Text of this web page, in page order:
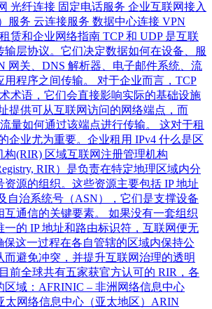
光纤连接 固定电话服务 企业互联网接入
服务 云连接服务 数据中心连接 VPN
赁和企业网络指南 TCP 和 UDP 是互联
输层协议。它们决定数据如何在设备、服
网关、DNS 解析器、电子邮件系统、流
用程序之间传输。 对于企业而言，TCP
术语，它们会直接影响实际的基础设施
提供可从互联网访问的网络端点，而
量如何通过该端点进行传输。 这对于租
企业尤为重要。企业租用 IPv4 什么是区
构(RIR) 区域互联网注册管理机构
RIR）是负责在特定地理区域内分
源的组织。这些资源主要包括 IP 地址
自治系统号（ASN），它们是支撑设备
互通信的关键要素。 如果没有一套组织
一的 IP 地址和路由标识符，互联网便无
保这一过程在各自管辖的区域内保持公
而避免冲突，并提升互联网治理的透明
前全球共有五家获官方认可的 RIR，各
区域：AFRINIC – 非洲网络信息中心
太网络信息中心（亚太地区）ARIN